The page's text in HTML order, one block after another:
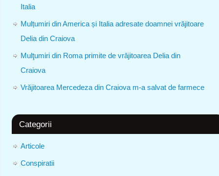
Italia
Mulțumiri din America și Italia adresate doamnei vrăjitoare
Delia din Craiova
Mulţumiri din Roma primite de vrăjitoarea Delia din
Craiova
Vrăjitoarea Mercedeza din Craiova m-a salvat de farmece
Categorii
Articole
Conspiratii